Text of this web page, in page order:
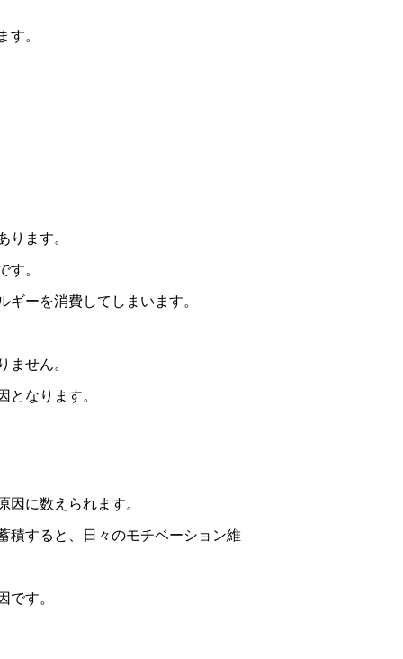
す。
ります。
す。
ーを消費してしまいます。
ません。
なります。
に数えられます。
積すると、日々のモチベーション維
です。